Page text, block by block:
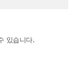
있습니다.